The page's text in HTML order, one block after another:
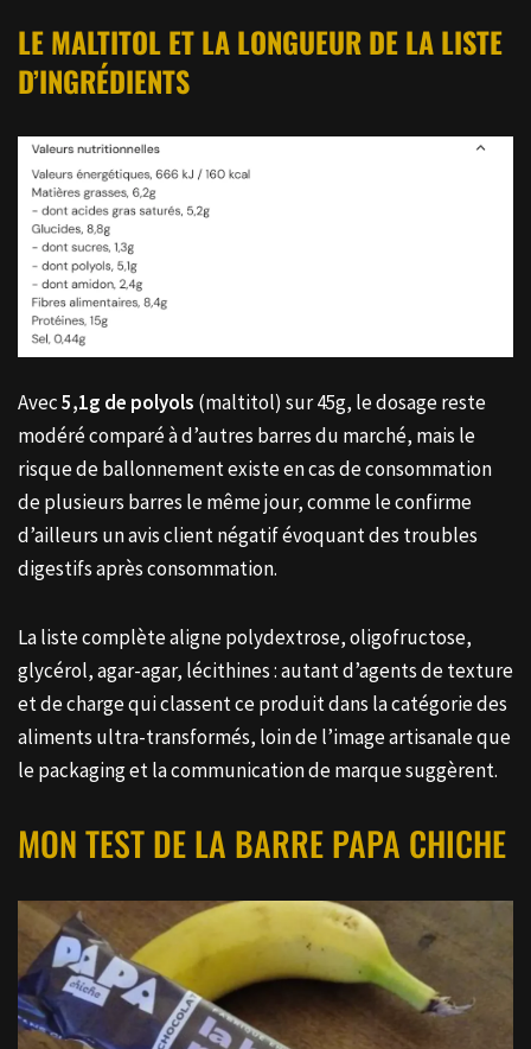
LE MALTITOL ET LA LONGUEUR DE LA LISTE
D’INGRÉDIENTS
Avec5,1g de polyols (maltitol) sur 45g, le dosage reste
modéré comparé à d’autres barres du marché, mais le
risque de ballonnement existe en cas de consommation
de plusieurs barres le même jour, comme le confirme
d’ailleurs un avis client négatif évoquant des troubles
digestifs après consommation.
La liste complète aligne polydextrose, oligofructose,
glycérol, agar-agar, lécithines : autant d’agents de texture
et de charge qui classent ce produit dans la catégorie des
aliments ultra-transformés, loin de l’image artisanale que
le packaging et la communication de marque suggèrent.
MON TEST DE LA BARRE PAPA CHICHE